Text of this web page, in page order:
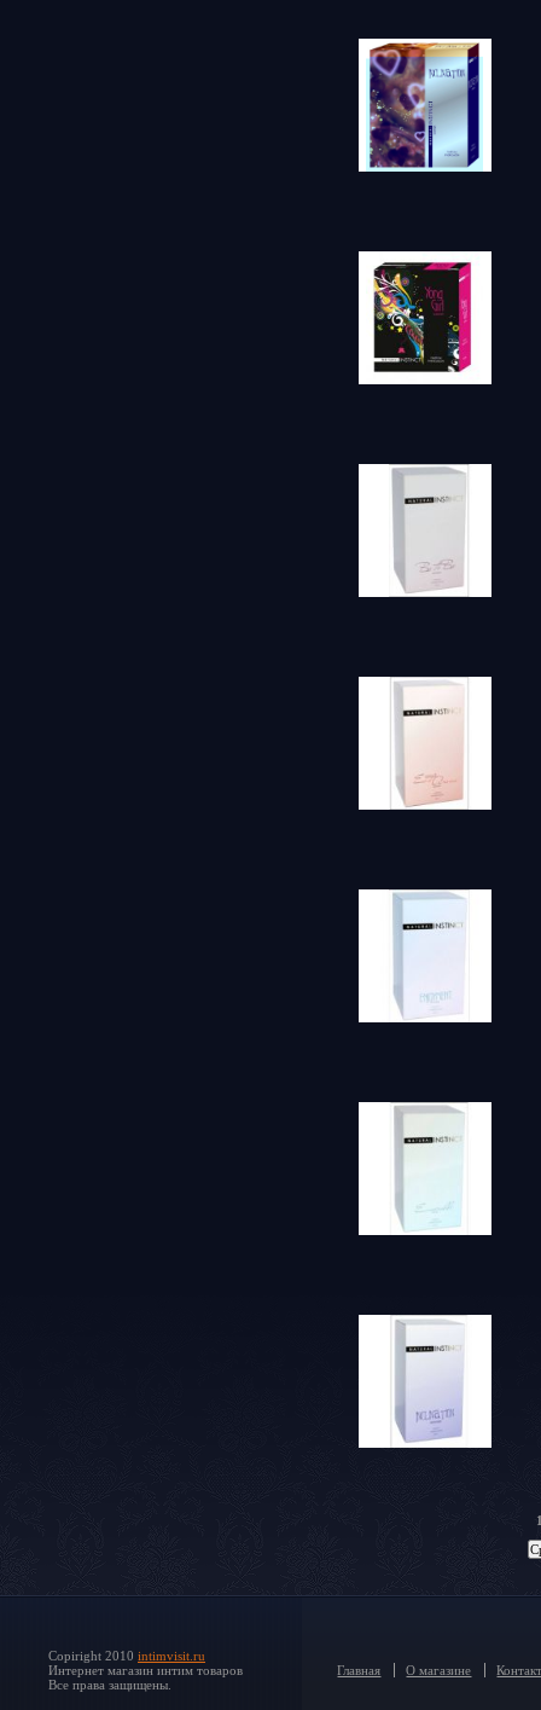
Copiright 2010 intimvisit.ru
Интернет магазин интим товаров
Все права защищены.
Главная О магазине